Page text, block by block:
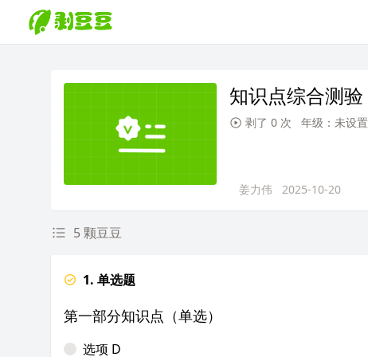
知识点综合测验
剥了 0 次 年级：未设置
姜力伟 2025-10-20
5 颗豆豆
1. 单选题
第一部分知识点（单选）
选项 D